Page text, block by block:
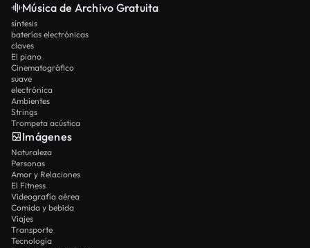
Música de Archivo Gratuita
síntesis
baterías electrónicas
claves
El piano
Cinematográfico
suave
electrónica
Ambientes
Strings
Trompeta acústica
Imágenes
Naturaleza
Personas
Amor y Relaciones
El Fitness
Videografía aérea
Comida y bebida
Viajes
Transporte
Tecnología